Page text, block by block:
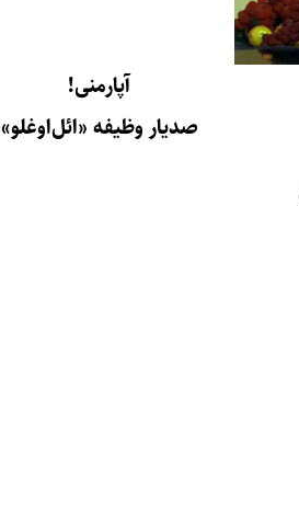
آپارمنی!
صدیار وظیفه «ائل‌اوغلو»